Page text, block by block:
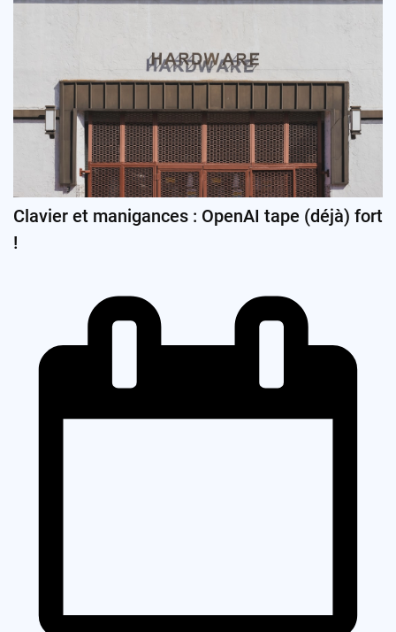
Clavier et manigances : OpenAI tape (déjà) fort
!